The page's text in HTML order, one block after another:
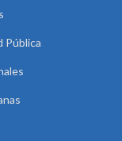
Pública